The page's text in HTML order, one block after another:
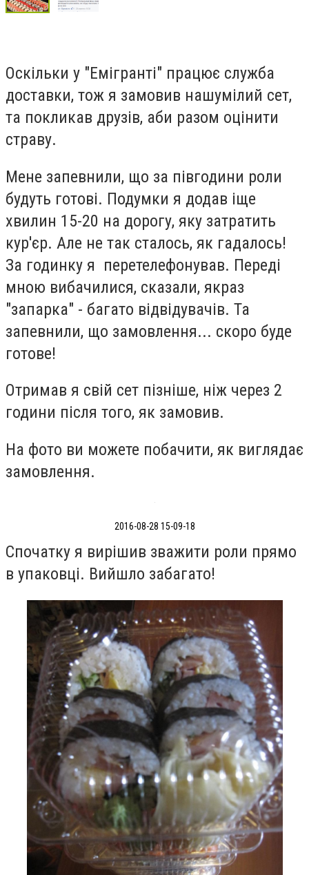
Оскільки у "Емігранті" працює служба
доставки, тож я замовив нашумілий сет,
та покликав друзів, аби разом оцінити
страву.
Мене запевнили, що за півгодини роли
будуть готові. Подумки я додав іще
хвилин 15-20 на дорогу, яку затратить
кур'єр. Але не так сталось, як гадалось!
За годинку я перетелефонував. Переді
мною вибачилися, сказали, якраз
"запарка" - багато відвідувачів. Та
запевнили, що замовлення... скоро буде
готове!
Отримав я свій сет пізніше, ніж через 2
години після того, як замовив.
На фото ви можете побачити, як виглядає
замовлення.
2016-08-28 15-09-18
Спочатку я вирішив зважити роли прямо
в упаковці. Вийшло забагато!